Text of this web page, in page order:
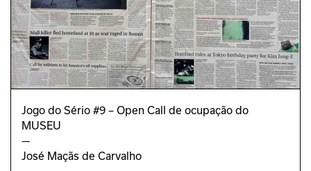
DESIGN GRÁFICO
Joana Monteiro
PROJETO EDUCATIVO
Jorge das Neves
Pedro Sá Valentim
Valdemar Santos
CORTESIA
Galeria Vera Cortês
Jogo do Sério #9 – Open Call de ocupação do
MUSEU
—
José Maçãs de Carvalho